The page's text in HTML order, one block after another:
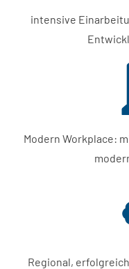
intensive
Modern Workplace:
Regional,